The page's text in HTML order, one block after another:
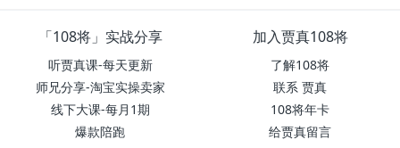
「108将」实战分享
听贾真课-每天更新
师兄分享-淘宝实操卖家
线下大课-每月1期
爆款陪跑
加入贾真108将
了解108将
联系 贾真
108将年卡
给贾真留言